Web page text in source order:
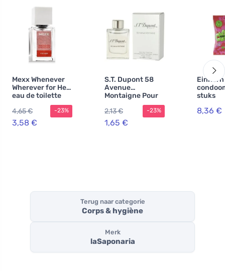
Mexx Whenever
Wherever for Her
eau de toilette
voor dames
4,65 €
3,58 €
-23%
S.T. Dupont 58
Avenue
Montaigne Pour
Homme MINI eau
de toilette voor
heren
2,13 €
1,65 €
-23%
Einhorn
stuks
8,36 €
Terug naar categorie
Corps & hygiène
Merk
laSaponaria